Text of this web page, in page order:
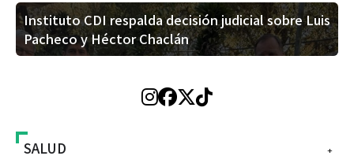
Instituto CDI respalda decisión judicial sobre Luis
Pacheco y Héctor Chaclán
+
SALUD